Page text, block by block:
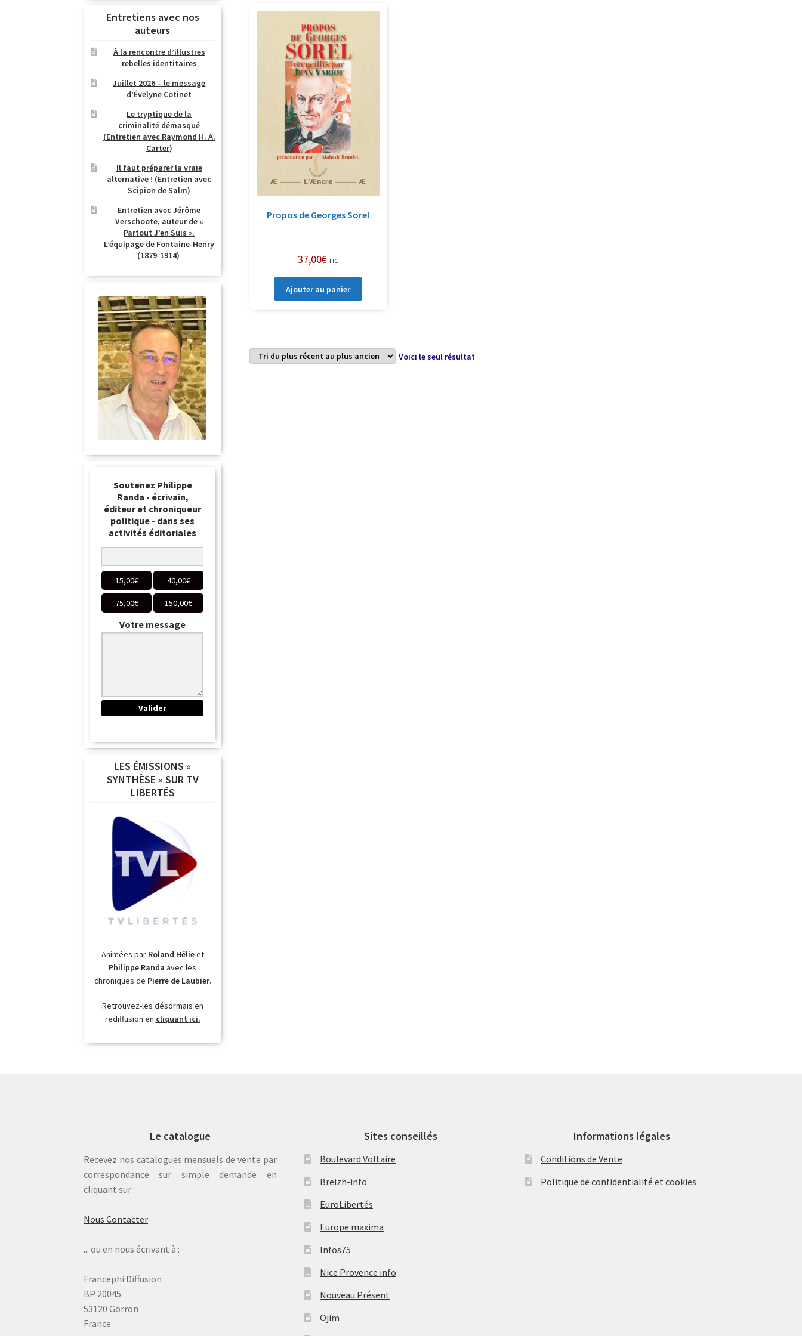
Propos de Georges Sorel
37,00€ TTC
Ajouter au panier
Voici le seul résultat
Entretiens avec nos
auteurs
À la rencontre d’illustres
rebelles identitaires
Juillet 2026 – le message
d’Évelyne Cotinet
Le tryptique de la
criminalité démasqué
(Entretien avec Raymond H. A.
Carter)
Il faut préparer la vraie
alternative ! (Entretien avec
Scipion de Salm)
Entretien avec Jérôme
Verschoote, auteur de «
Partout J’en Suis ».
L’équipage de Fontaine-Henry
(1879-1914)
Soutenez Philippe
Randa - écrivain,
éditeur et chroniqueur
politique - dans ses
activités éditoriales
15,00€ 40,00€
75,00€ 150,00€
Votre message
LES ÉMISSIONS «
SYNTHÈSE » SUR TV
LIBERTÉS
Animées par Roland Hélieet
Philippe Randa avec les
chroniques de Pierre de Laubier.
Retrouvez-les désormais en
rediffusion en cliquant ici.
Le catalogue
Recevez nos catalogues mensuels de vente par
correspondance sur simple demande en
cliquant sur :
Nous Contacter
... ou en nous écrivant à :
Francephi Diffusion
BP 20045
53120 Gorron
France
Sites conseillés
Boulevard Voltaire
Breizh-info
EuroLibertés
Europe maxima
Infos75
Nice Provence info
Nouveau Présent
Ojim
Informations légales
Conditions de Vente
Politique de confidentialité et cookies